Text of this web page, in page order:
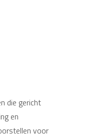
die gericht
en
voor